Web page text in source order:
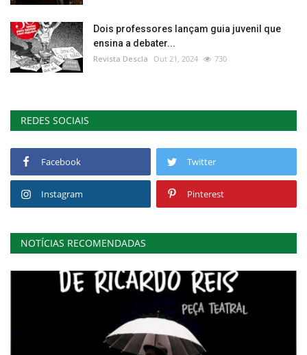
Dois professores lançam guia juvenil que
ensina a debater...
Revista Descla Out 21, 2024 730
REDES SOCIAIS
Facebook Twitter
Instagram Pinterest
NOTÍCIAS RECOMENDADAS